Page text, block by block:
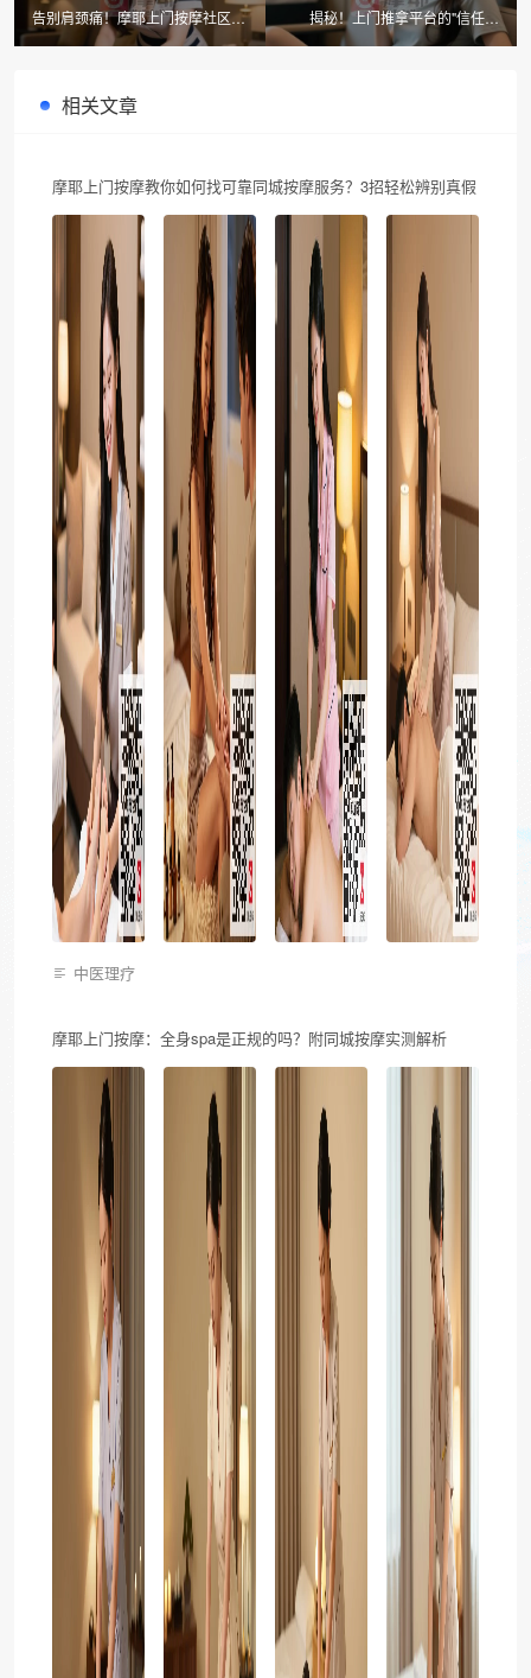
告别肩颈痛！摩耶上门按摩社区化
实测：15 分钟响应 + 持证技师，
揭秘！上门推拿平台的"信任密
码"：征信体系+持证技师+全程监
相关文章
摩耶上门按摩教你如何找可靠同城按摩服务？3招轻松辨别真假
中医理疗
摩耶上门按摩：全身spa是正规的吗？附同城按摩实测解析